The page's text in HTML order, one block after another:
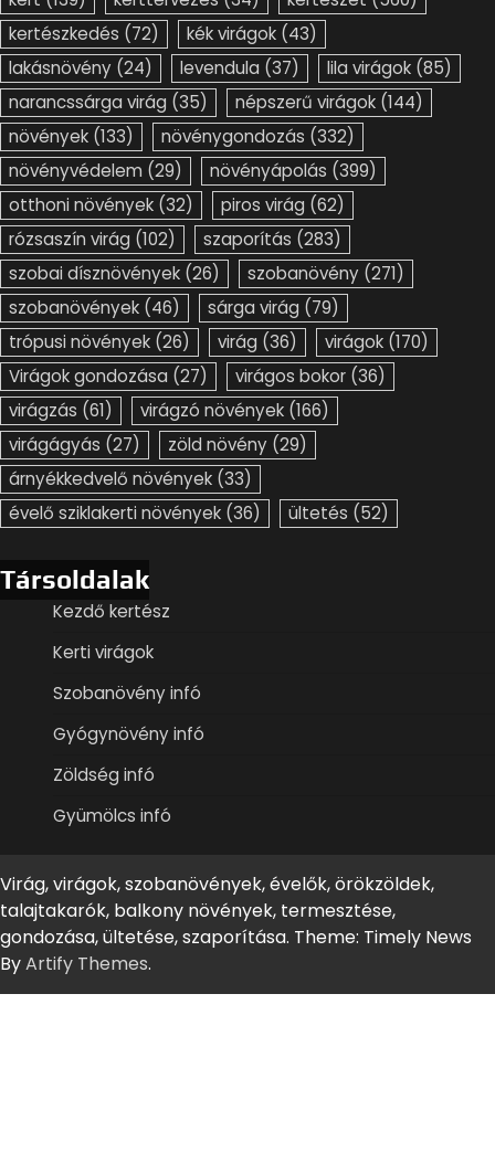
kertészkedés (72) kék virágok (43)
lakásnövény (24) levendula (37) lila virágok (85)
narancssárga virág (35) népszerű virágok (144)
növények (133) növénygondozás (332)
növényvédelem (29) növényápolás (399)
otthoni növények (32) piros virág (62)
rózsaszín virág (102) szaporítás (283)
szobai dísznövények (26) szobanövény (271)
szobanövények (46) sárga virág (79)
trópusi növények (26) virág (36) virágok (170)
Virágok gondozása (27) virágos bokor (36)
virágzás (61) virágzó növények (166)
virágágyás (27) zöld növény (29)
árnyékkedvelő növények (33)
évelő sziklakerti növények (36) ültetés (52)
Társoldalak
Kezdő kertész
Kerti virágok
Szobanövény infó
Gyógynövény infó
Zöldség infó
Gyümölcs infó
Virág, virágok, szobanövények, évelők, örökzöldek,
talajtakarók, balkony növények, termesztése,
gondozása, ültetése, szaporítása. Theme: Timely News
ByArtify Themes.